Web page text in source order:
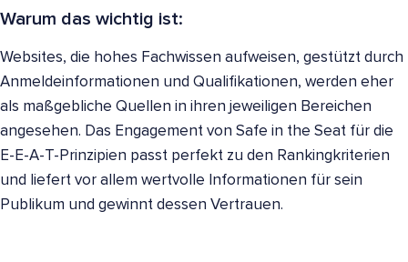
Warum das wichtig ist:
Websites, die hohes Fachwissen aufweisen, gestützt durch
Anmeldeinformationen und Qualifikationen, werden eher
als maßgebliche Quellen in ihren jeweiligen Bereichen
angesehen. Das Engagement von Safe in the Seat für die
E-E-A-T-Prinzipien passt perfekt zu den Rankingkriterien
und liefert vor allem wertvolle Informationen für sein
Publikum und gewinnt dessen Vertrauen.